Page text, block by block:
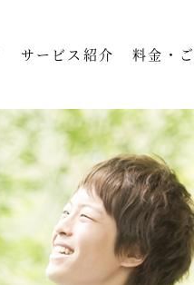
サービス紹介 料金・